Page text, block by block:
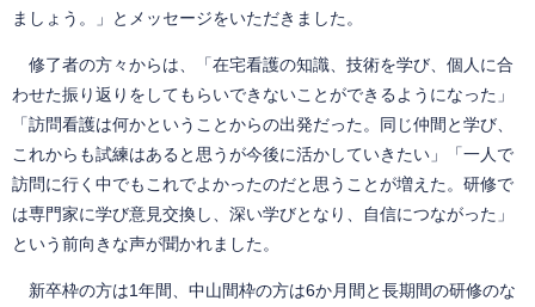
ましょう。」とメッセージをいただきました。
修了者の方々からは、「在宅看護の知識、技術を学び、個人に合
わせた振り返りをしてもらいできないことができるようになった」
「訪問看護は何かということからの出発だった。同じ仲間と学び、
これからも試練はあると思うが今後に活かしていきたい」「一人で
訪問に行く中でもこれでよかったのだと思うことが増えた。研修で
は専門家に学び意見交換し、深い学びとなり、自信につながった」
という前向きな声が聞かれました。
新卒枠の方は1年間、中山間枠の方は6か月間と長期間の研修のな